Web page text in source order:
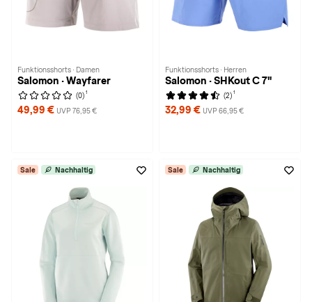
Funktionsshorts · Damen
Salomon · Wayfarer
(0) 1
49,99 € UVP 76,95 €
Funktionsshorts · Herren
Salomon · SHKout C 7''
(2) 1
32,99 € UVP 66,95 €
Sale Nachhaltig Sale Nachhaltig